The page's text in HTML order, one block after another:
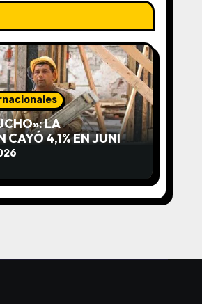
LA
CAYÓ 4,1% EN JUNIO
EN